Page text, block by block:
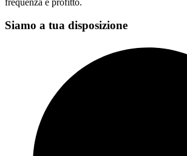
Siamo a tua disposizione